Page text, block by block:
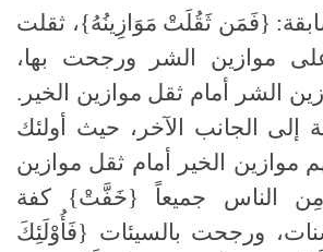
{فَمَن ثَقُلَتْ مَوَازِينُهُ}، ثقلت
موازين الشر ورجحت بها،
الشر أمام ثقل موازين الخير.
إلى الجانب الآخر، حيث أولئك
موازين الخير أمام ثقل موازين
الناس جميعاً {خَفَّتْ} كفة
ورجحت بالسيئات {فَأُوْلَئِكَ